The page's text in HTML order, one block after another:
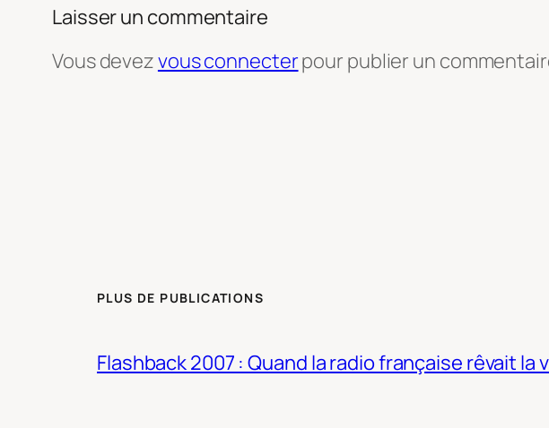
Laisser un commentaire
Vous devezvous connecterpour publier un
PLUS DE PUBLICATIONS
Flashback 2007 : Quand la radio française rêvait